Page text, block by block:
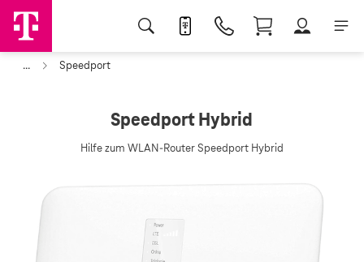
... Speedport
Speedport Hybrid
Hilfe zum WLAN-Router Speedport Hybrid